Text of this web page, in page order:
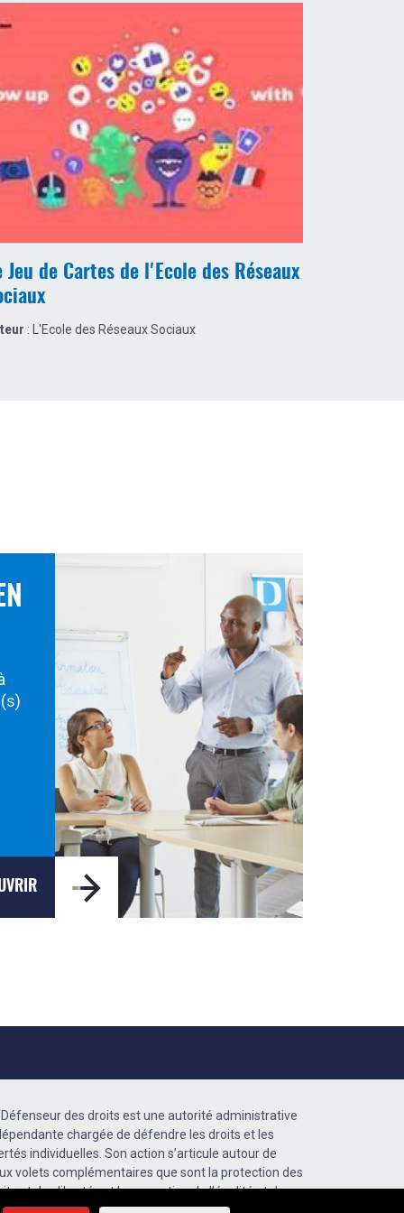
Jeu de Cartes de l'Ecole des Réseaux
: L'Ecole des Réseaux Sociaux
des droits est une autorité administrative
chargée de défendre les droits et les
individuelles. Son action s’articule autour de
volets complémentaires que sont la protection des
et des libertés et la promotion de l’égalité et de
aux droits.